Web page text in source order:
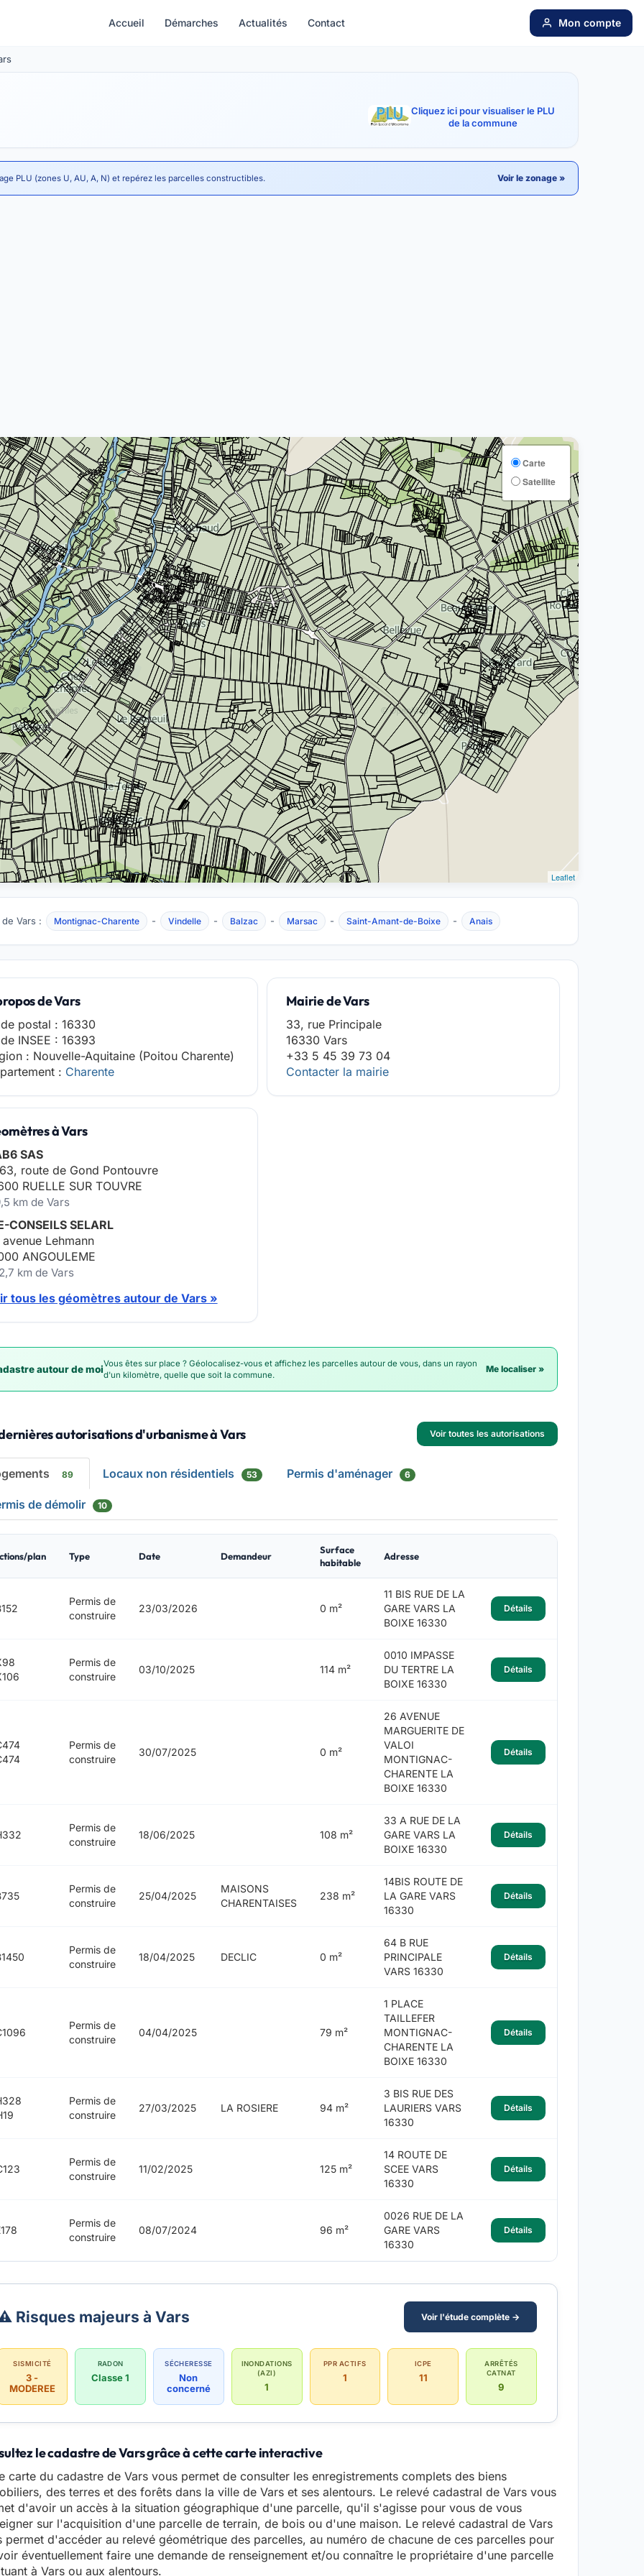
Accueil Démarches Actualités Contact Mon compte
Cliquez ici pour visualiser le PLU
de la commune
PLU (zones U, AU, A, N) et repérez les parcelles constructibles. Voir le zonage »
Carte
Satellite
Leaflet
Vars : Montignac-Charente - Vindelle - Balzac - Marsac - Saint-Amant-de-Boixe - Anais
de Vars
postal : 16330
INSEE : 16393
: Nouvelle-Aquitaine (Poitou Charente)
: Charente
Mairie de Vars
33, rue Principale
16330 Vars
+33 5 45 39 73 04
Contacter la mairie
à Vars
SAS
route de Gond Pontouvre
RUELLE SUR TOUVRE
km de Vars
CONSEILS SELARL
Lehmann
ANGOULEME
km de Vars
tous les géomètres autour de Vars »
autour de moiVous êtes sur place ? Géolocalisez-vous et affichez les parcelles autour de vous, dans un rayon
d'un kilomètre, quelle que soit la commune.
Me localiser »
autorisations d'urbanisme à Vars Voir toutes les autorisations
89 Locaux non résidentiels 53 Permis d'aménager 6
de démolir 10
plan Type Date Demandeur
Surface
habitable
Adresse
Permis de
construire
23/03/2026 0 m²
11 BIS RUE DE LA
GARE VARS LA
BOIXE 16330
Détails
Permis de
construire
03/10/2025 114 m²
0010 IMPASSE
DU TERTRE LA
BOIXE 16330
Détails
Permis de
construire
30/07/2025 0 m²
26 AVENUE
MARGUERITE DE
VALOI
MONTIGNAC-
CHARENTE LA
BOIXE 16330
Détails
Permis de
construire
18/06/2025 108 m²
33 A RUE DE LA
GARE VARS LA
BOIXE 16330
Détails
Permis de
construire
25/04/2025
MAISONS
CHARENTAISES
238 m²
14BIS ROUTE DE
LA GARE VARS
16330
Détails
Permis de
construire
18/04/2025 DECLIC 0 m²
64 B RUE
PRINCIPALE
VARS 16330
Détails
Permis de
construire
04/04/2025 79 m²
1 PLACE
TAILLEFER
MONTIGNAC-
CHARENTE LA
BOIXE 16330
Détails
Permis de
construire
27/03/2025 LA ROSIERE 94 m²
3 BIS RUE DES
LAURIERS VARS
16330
Détails
Permis de
construire
11/02/2025 125 m²
14 ROUTE DE
SCEE VARS
16330
Détails
Permis de
construire
08/07/2024 96 m²
0026 RUE DE LA
GARE VARS
16330
Détails
Risques majeurs à Vars Voir l'étude complète →
SISMICITÉ
3 -
MODEREE
RADON
Classe 1
SÉCHERESSE
Non
concerné
INONDATIONS
(AZI)
1
PPR ACTIFS
1
ICPE
11
ARRÊTÉS
CATNAT
9
le cadastre de Vars grâce à cette carte interactive
carte du cadastre de Vars vous permet de consulter les enregistrements complets des biens
des terres et des forêts dans la ville de Vars et ses alentours. Le relevé cadastral de Vars vous
d'avoir un accès à la situation géographique d'une parcelle, qu'il s'agisse pour vous de vous
sur l'acquisition d'une parcelle de terrain, de bois ou d'une maison. Le relevé cadastral de Vars
permet d'accéder au relevé géométrique des parcelles, au numéro de chacune de ces parcelles pour
éventuellement faire une demande de renseignement et/ou connaître le propriétaire d'une parcelle
à Vars ou aux alentours.